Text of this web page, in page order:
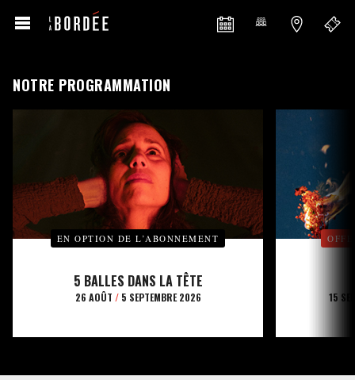
NOTRE PROGRAMMATION
EN OPTION DE L’ABONNEMENT
5 BALLES DANS LA TÊTE
26 AOÛT /5 SEPTEMBRE 2026 15